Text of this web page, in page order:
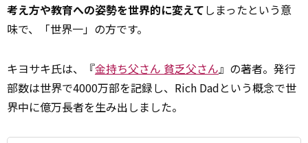
考え方や教育への姿勢を世界的に変えてしまったという意
味で、「世界一」の方です。
キヨサキ氏は、『金持ち父さん 貧乏父さん』の著者。発行
部数は世界で4000万部を記録し、Rich Dadという概念で世
界中に億万長者を生み出しました。